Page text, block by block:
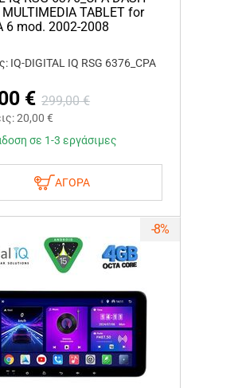
TABLET for
6 mod. 2002-2008
IQ-DIGITAL IQ RSG 6376_CPA
€ 299,00 €
20,00 €
σε 1-3 εργάσιμες
ΑΓΟΡΑ
-8%